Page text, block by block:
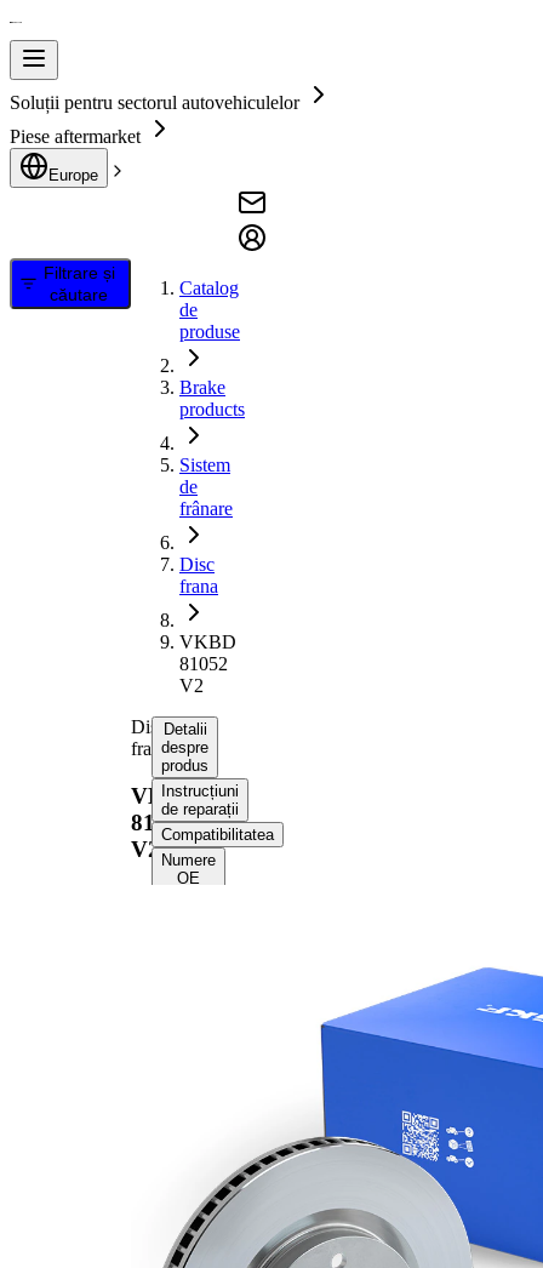
Soluții pentru sectorul autovehiculelor
Piese aftermarket
Europe
Filtrare și
căutare
Catalog
de
produse
Brake
products
Sistem
de
frânare
Disc
frana
VKBD
81052
V2
Disc
frana
VKBD
81052
V2
Detalii
despre
produs
Instrucțiuni
de reparații
Compatibilitatea
Numere
OE
19,8 mm
pistoane
Diametru
exterior
269 mm